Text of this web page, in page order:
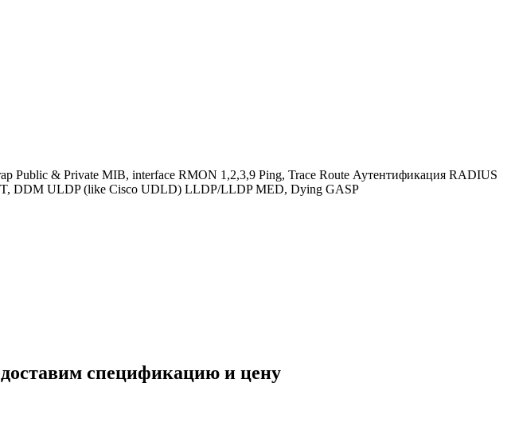
Public & Private MIB, interface RMON 1,2,3,9 Ping, Trace Route Аутентификация RADIUS
DDM ULDP (like Cisco UDLD) LLDP/LLDP MED, Dying GASP
спецификацию и цену